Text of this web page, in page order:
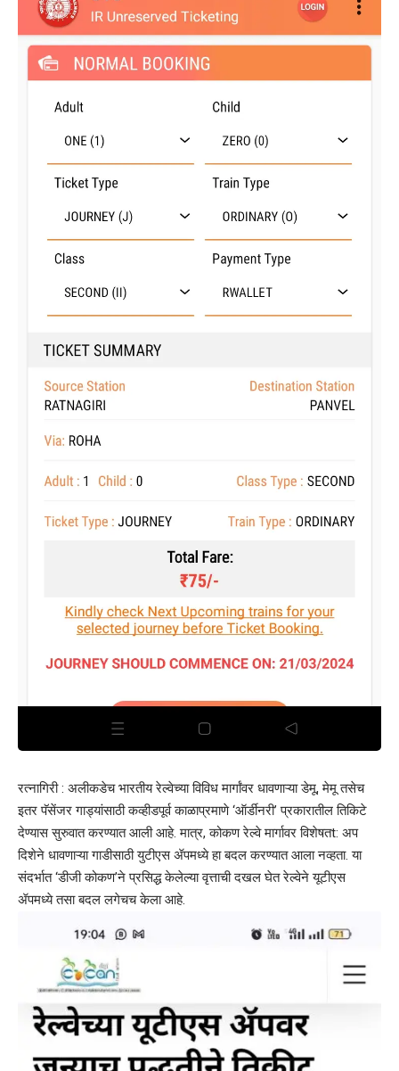
रत्नागिरी : अलीकडेच भारतीय रेल्वेच्या विविध मार्गांवर धावणाऱ्या डेमू, मेमू तसेच
इतर पॅसेंजर गाड्यांसाठी कव्हीडपूर्व काळाप्रमाणे ‘ऑर्डीनरी’ प्रकारातील तिकिटे
देण्यास सुरुवात करण्यात आली आहे. मात्र, कोकण रेल्वे मार्गावर विशेषतt: अप
दिशेने धावणाऱ्या गाडीसाठी युटीएस ॲपमध्ये हा बदल करण्यात आला नव्हता. या
संदर्भात ‘डीजी कोकण’ने प्रसिद्ध केलेल्या वृत्ताची दखल घेत रेल्वेने यूटीएस
ॲपमध्ये तसा बदल लगेचच केला आहे.